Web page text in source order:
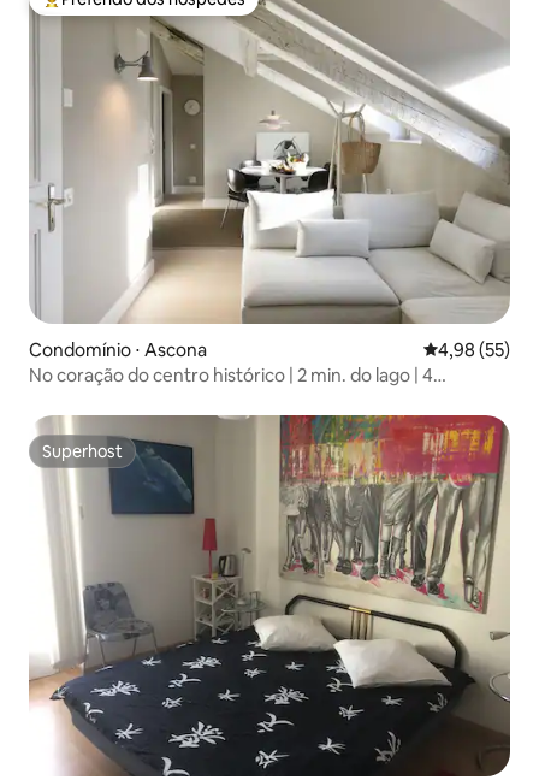
Entre os melhores preferidos dos hóspedes
Condomínio ⋅ Ascona 4,98 de uma
4,98 (55)
No coração do centro histórico | 2 min. do lago | 4
Superhost
Superhost